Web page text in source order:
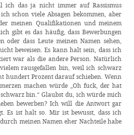
ich das ja nicht immer auf Rassismus
schon viele Absagen bekommen, aber
meinen Qualifikationen und meinem
gibt es das häufig, dass Bewerbungen
oder dass Leute meinen Namen sehen,
beweisen. Es kann halt sein, dass ich
war als die andere Person. Natürlich
rausgefallen bin, weil ich schwarz
hundert Prozent darauf schieben. Wenn
machen würde „Oh fuck, der hat
bin.“ Glaubst du, ich würde mich
bewerben? Ich will die Antwort gar
Es ist halt so. Mir ist bewusst, dass ich
meinen Namen eher Nachteile habe